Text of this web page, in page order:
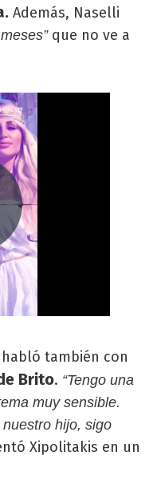
Además, Naselli
que no ve a
también con
Brito. “Tengo una
muy sensible.
hijo, sigo
Xipolitakis en un